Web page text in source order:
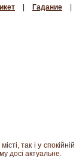
Гадание
так і у спокійній
досі актуальне.